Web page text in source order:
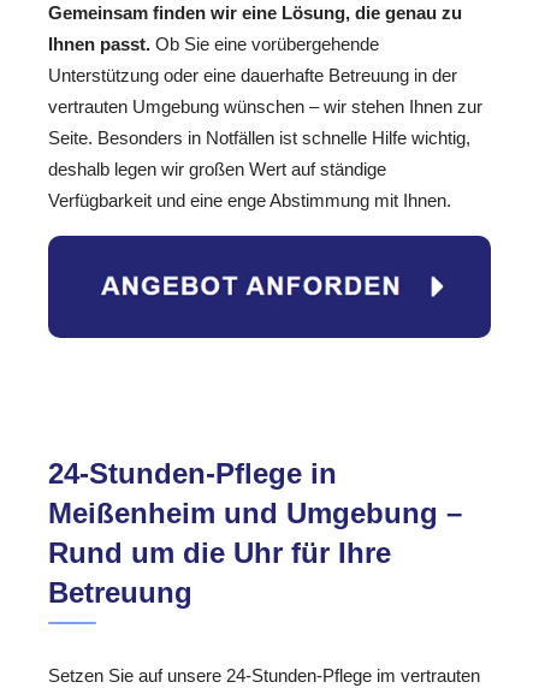
Gemeinsam finden wir eine Lösung, die genau zu
Ihnen passt. Ob Sie eine vorübergehende
Unterstützung oder eine dauerhafte Betreuung in der
vertrauten Umgebung wünschen – wir stehen Ihnen zur
Seite. Besonders in Notfällen ist schnelle Hilfe wichtig,
deshalb legen wir großen Wert auf ständige
Verfügbarkeit und eine enge Abstimmung mit Ihnen.
24-Stunden-Pflege in
Meißenheim und Umgebung –
Rund um die Uhr für Ihre
Betreuung
Setzen Sie auf unsere 24-Stunden-Pflege im vertrauten